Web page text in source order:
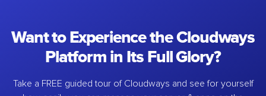
Want to Experience the Cloudways
Platform in Its Full Glory?
Take a FREE guided tour of Cloudways and see for yourself